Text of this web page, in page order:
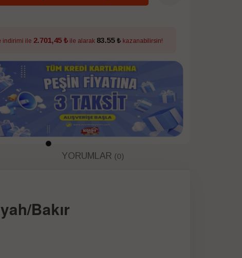
indirimi ile 2.701,45 ₺ ile alarak 83.55 ₺ kazanabilirsin!
YORUMLAR (0)
Bakır